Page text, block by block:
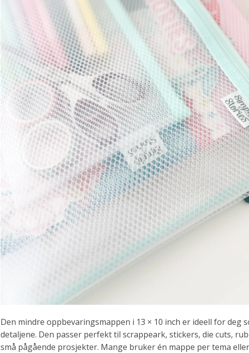
Den mindre oppbevaringsmappen i 13 × 10 inch er ideell for deg
detaljene. Den passer perfekt til scrappeark, stickers, die cuts,
små pågående prosjekter. Mange bruker én mappe per tema